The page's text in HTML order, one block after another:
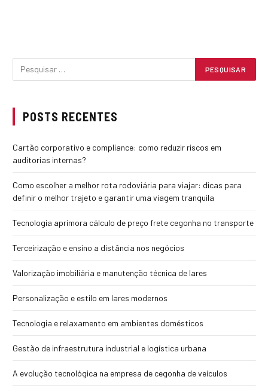
POSTS RECENTES
Cartão corporativo e compliance: como reduzir riscos em
auditorias internas?
Como escolher a melhor rota rodoviária para viajar: dicas para
definir o melhor trajeto e garantir uma viagem tranquila
Tecnologia aprimora cálculo de preço frete cegonha no transporte
Terceirização e ensino a distância nos negócios
Valorização imobiliária e manutenção técnica de lares
Personalização e estilo em lares modernos
Tecnologia e relaxamento em ambientes domésticos
Gestão de infraestrutura industrial e logística urbana
A evolução tecnológica na empresa de cegonha de veículos